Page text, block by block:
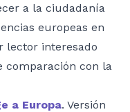
a la ciudadanía
europeas en
lector interesado
comparación con la
a Europa. Versión